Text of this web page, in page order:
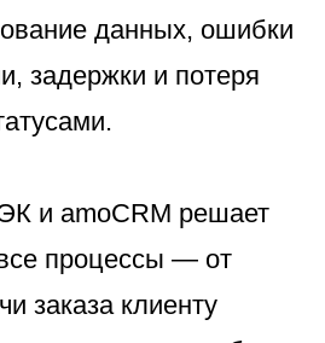
данных, ошибки
задержки и потеря
и amoCRM решает
процессы — от
заказа клиенту